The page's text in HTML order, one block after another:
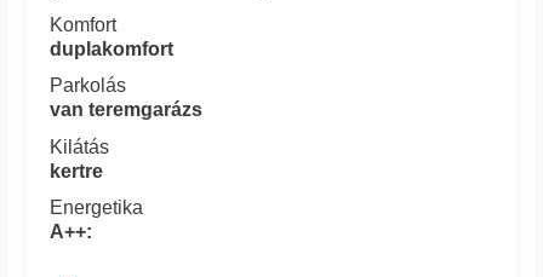
Komfort
duplakomfort
Parkolás
van teremgarázs
Kilátás
kertre
Energetika
A++: